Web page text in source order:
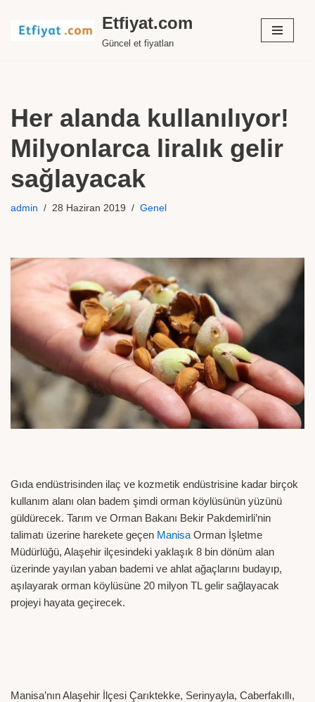
İçeriğe
Etfiyat.com
Güncel et fiyatları
Her alanda kullanılıyor!
Milyonlarca liralık gelir
sağlayacak
admin 28 Haziran 2019 Genel
Gıda endüstrisinden ilaç ve kozmetik endüstrisine kadar birçok
kullanım alanı olan badem şimdi orman köylüsünün yüzünü
güldürecek. Tarım ve Orman Bakanı Bekir Pakdemirli’nin
talimatı üzerine harekete geçen Manisa Orman İşletme
Müdürlüğü, Alaşehir ilçesindeki yaklaşık 8 bin dönüm alan
üzerinde yayılan yaban bademi ve ahlat ağaçlarını budayıp,
aşılayarak orman köylüsüne 20 milyon TL gelir sağlayacak
projeyi hayata geçirecek.
Manisa’nın Alaşehir İlçesi Çarıktekke, Serinyayla, Caberfakıllı,